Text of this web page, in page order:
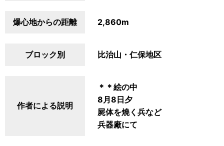
爆心地からの距離 2,860m
ブロック別 比治山・仁保地区
作者による説明
＊＊絵の中
8月8日夕
屍体を燒く兵など
兵器廠にて